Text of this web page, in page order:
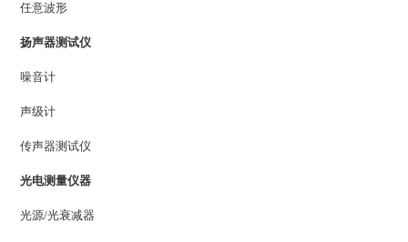
任意波形
扬声器测试仪
噪音计
声级计
传声器测试仪
光电测量仪器
光源/光衰减器